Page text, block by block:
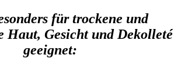
für trockene und
Haut, Gesicht und Dekolleté
geeignet: